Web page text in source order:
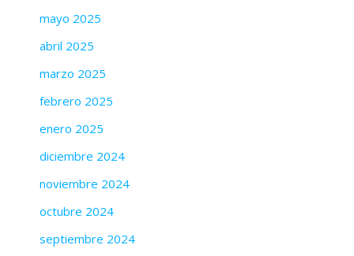
mayo 2025
abril 2025
marzo 2025
febrero 2025
enero 2025
diciembre 2024
noviembre 2024
octubre 2024
septiembre 2024